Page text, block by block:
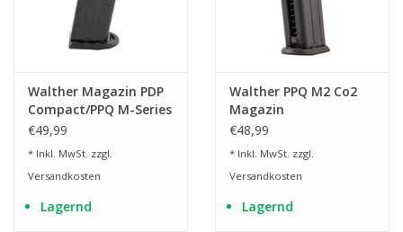
Walther Magazin PDP
Compact/PPQ M-Series
9mmx19, 15 Schuss
€49,99
* Inkl. MwSt. zzgl.
Versandkosten
Lagernd
Walther PPQ M2 Co2
Magazin
€48,99
* Inkl. MwSt. zzgl.
Versandkosten
Lagernd